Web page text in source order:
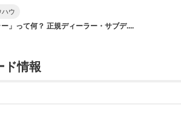
ハウ
ー」って何？ 正規ディーラー・サブデ....
ド情報